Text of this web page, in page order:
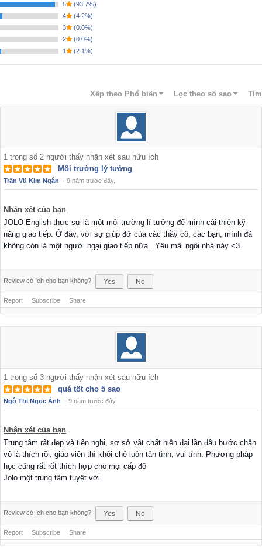
5 (93.7%)
4
(4.2%)
3
(0.0%)
2
(0.0%)
1
(2.1%)
Tìm
Lọc theo số sao
Xếp theo Phổ biến
1 trong số 2 người thấy nhận xét sau hữu ích
Môi trường lý tưởng
Trần Vũ Kim Ngân · 9 năm trước đây.
Nhận xét của bạn
JOLO English thực sự là một môi trường lí tưởng để mình cải thiện kỹ
năng giao tiếp. Ở đây, với sự giúp đỡ của các thầy cô, các bạn, mình đã
không còn là một người ngại giao tiếp nữa . Yêu mãi ngôi nhà này <3
Review có ích cho bạn không? Yes No
Report Subscribe Share
1 trong số 3 người thấy nhận xét sau hữu ích
quá tốt cho 5 sao
Ngô Thị Ngọc Ánh · 9 năm trước đây.
Nhận xét của bạn
Trung tâm rất đẹp và tiện nghi, sơ sở vật chất hiện đại lần đầu bước chân
vô là thích rồi, giáo viên thì khỏi chê luôn tận tình, vui tính. Phương pháp
học cũng rất rốt thích hợp cho mọi cấp độ
Jolo một trung tâm tuyệt vời
Review có ích cho bạn không? Yes No
Report Subscribe Share